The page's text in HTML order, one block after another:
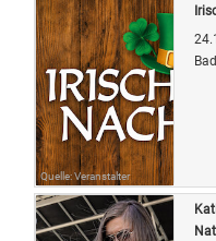
Quelle: Veranstalter